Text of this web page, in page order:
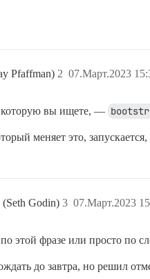
Pfaffman) 07.Март.2023
2
которую вы ищете, —
меняет это,
(Seth Godin) 07.Март.2023
3
этой фразе или просто по
до завтра, но решил